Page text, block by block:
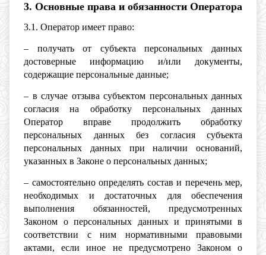
3. Основные права и обязанности Оператора
3.1. Оператор имеет право:
– получать от субъекта персональных данных
достоверные информацию и/или документы,
содержащие персональные данные;
– в случае отзыва субъектом персональных данных
согласия на обработку персональных данных
Оператор вправе продолжить обработку
персональных данных без согласия субъекта
персональных данных при наличии оснований,
указанных в Законе о персональных данных;
– самостоятельно определять состав и перечень мер,
необходимых и достаточных для обеспечения
выполнения обязанностей, предусмотренных
Законом о персональных данных и принятыми в
соответствии с ним нормативными правовыми
актами, если иное не предусмотрено Законом о